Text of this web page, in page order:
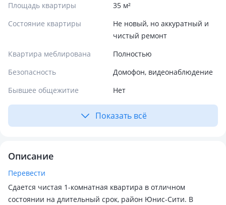
Площадь квартиры
35 м²
Состояние квартиры
Не новый, но аккуратный и
чистый ремонт
Квартира меблирована
Полностью
Безопасность
Домофон, видеонаблюдение
Бывшее общежитие
Нет
Показать всё
Описание
Перевести
Сдается чистая 1-комнатная квартира в отличном
состоянии на длительный срок, район Юнис-Сити. В